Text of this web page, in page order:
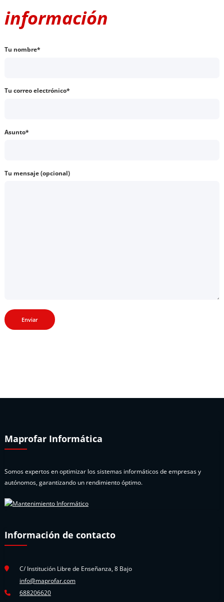
información
Tu nombre*
Tu correo electrónico*
Asunto*
Tu mensaje (opcional)
Maprofar Informática
Somos expertos en optimizar los sistemas informáticos de empresas y
autónomos, garantizando un rendimiento óptimo.
Información de contacto
C/ Institución Libre de Enseñanza, 8 Bajo
info@maprofar.com
688206620